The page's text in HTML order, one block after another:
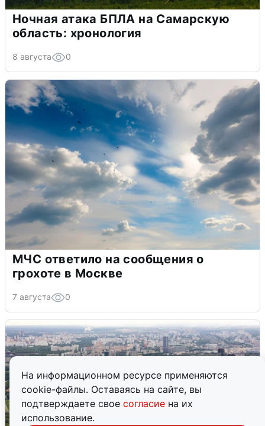
На информационном ресурсе применяются
cookie-файлы. Оставаясь на сайте, вы
подтверждаете свое согласие на их
использование.
Ночная атака БПЛА на Самарскую
область: хронология
8 августа 0
МЧС ответило на сообщения о
грохоте в Москве
7 августа 0